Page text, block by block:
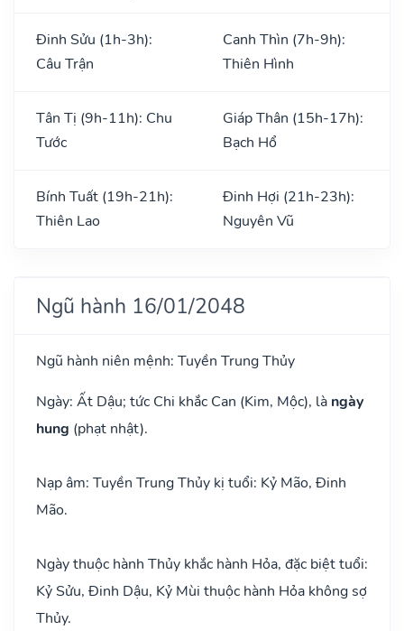
Đinh Sửu (1h-3h):
Câu Trận
Canh Thìn (7h-9h):
Thiên Hình
Tân Tị (9h-11h): Chu
Tước
Giáp Thân (15h-17h):
Bạch Hổ
Bính Tuất (19h-21h):
Thiên Lao
Đinh Hợi (21h-23h):
Nguyên Vũ
Ngũ hành 16/01/2048
Ngũ hành niên mệnh: Tuyền Trung Thủy
Ngày: Ất Dậu; tức Chi khắc Can (Kim, Mộc), là ngày
hung (phạt nhật).
Nạp âm: Tuyền Trung Thủy kị tuổi: Kỷ Mão, Đinh
Mão.
Ngày thuộc hành Thủy khắc hành Hỏa, đặc biệt tuổi:
Kỷ Sửu, Đinh Dậu, Kỷ Mùi thuộc hành Hỏa không sợ
Thủy.